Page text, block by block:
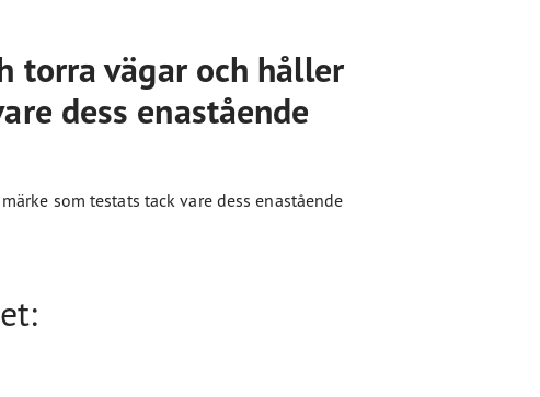
torra vägar och håller
dess enastående
som testats tack vare dess enastående